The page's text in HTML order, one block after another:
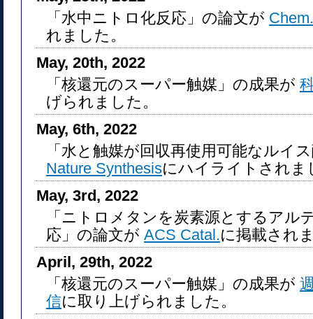
「水中ニトロ化反応」の論文が
れました。
May, 20th, 2022
「核還元のスーパー触媒」の成果が
げられました。
May, 6th, 2022
「水と触媒が回収再使用可能なルイ
Nature Synthesisにハイライトされま
May, 3rd, 2022
「ニトロメタンを炭素源とするアル
応」の論文が ACS Catal.に掲載され
April, 29th, 2022
「核還元のスーパー触媒」の成果が
信に取り上げられました。